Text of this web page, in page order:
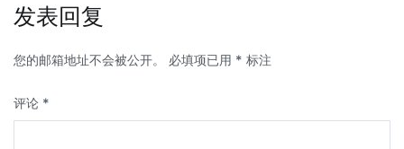
发表回复
您的邮箱地址不会被公开。 必填项已用 * 标注
评论 *